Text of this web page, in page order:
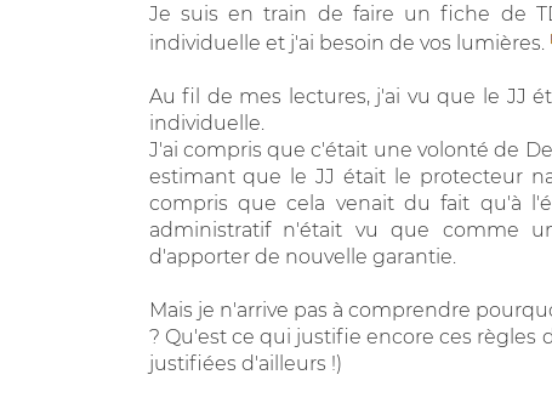
Je suis en train de faire un fiche de
individuelle et j'ai besoin de vos lumières.
Au fil de mes lectures, j'ai vu que le JJ
individuelle.
J'ai compris que c'était une volonté de
estimant que le JJ était le protecteur
compris que cela venait du fait qu'à
administratif n'était vu que comme
d'apporter de nouvelle garantie.
Mais je n'arrive pas à comprendre
? Qu'est ce qui justifie encore ces
justifiées d'ailleurs !)